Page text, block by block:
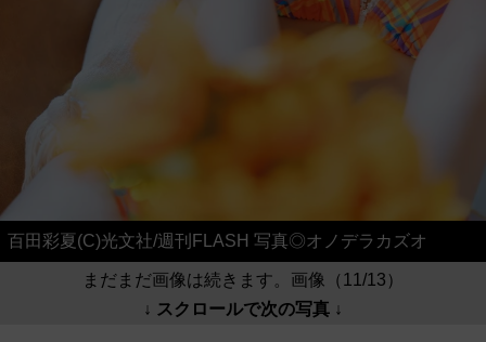
百田彩夏(C)光文社/週刊FLASH 写真◎オノデラカズオ
まだまだ画像は続きます。画像（11/13）
↓ スクロールで次の写真 ↓